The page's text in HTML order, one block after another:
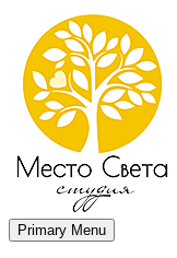
Место света.
Свадебный фотограф
Primary Menu